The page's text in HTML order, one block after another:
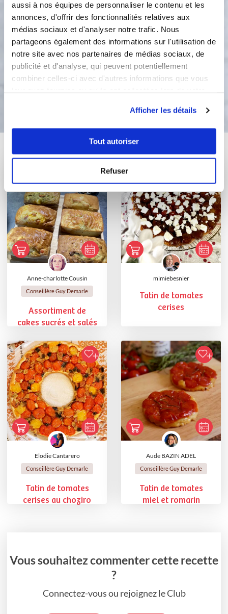
aussi à nos équipes de personnaliser le contenu et les
annonces, d'offrir des fonctionnalités relatives aux
médias sociaux et d'analyser notre trafic. Nous
partageons également des informations sur l'utilisation de
notre site avec nos partenaires de médias sociaux, de
publicité et d'analyse, qui peuvent potentiellement
combiner celles-ci avec d'autres informations que vous
Afficher les détails
Tout autoriser
Refuser
peu puis retourner la tarte en tatin.
Régalez vous tiède ou froid avec une
salade.
2 Étape 2
Bon appétit !
Vous aimerez aussi ...
Anne-charlotte Cousin
Conseillère Guy Demarle
Assortiment de
cakes sucrés et salés
mimiebesnier
Tatin de tomates
cerises
Elodie Cantarero
Conseillère Guy Demarle
Tatin de tomates
cerises au choziro
Aude BAZIN ADEL
Conseillère Guy Demarle
Tatin de tomates
miel et romarin
Vous souhaitez commenter cette recette
?
Connectez-vous ou rejoignez le Club